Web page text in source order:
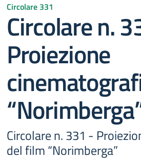
Circolare 331
Circolare n.
Proiezione
Circolare n. 331 -
del film “Norimberga”